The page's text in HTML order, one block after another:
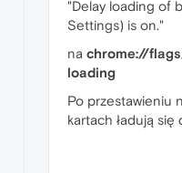
"Delay loading of
Settings) is on."
na chrome://
loading
Po przestawieniu
kartach ładują